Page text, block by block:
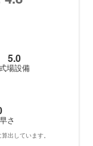
5.0
場設備
さ
出しています。